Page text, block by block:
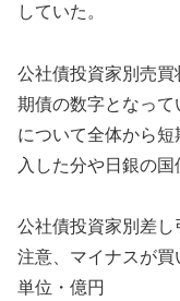
していた。
公社債投資家別売
期債の数字となっ
について全体から
入した分や日銀の国
公社債投資家別差し
注意、マイナスが買
単位・億円